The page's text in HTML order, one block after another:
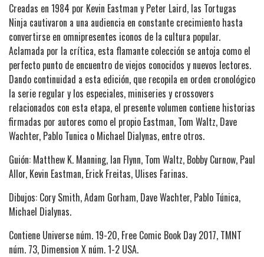
Creadas en 1984 por Kevin Eastman y Peter Laird, las Tortugas
Ninja cautivaron a una audiencia en constante crecimiento hasta
convertirse en omnipresentes iconos de la cultura popular.
Aclamada por la crítica, esta flamante colección se antoja como el
perfecto punto de encuentro de viejos conocidos y nuevos lectores.
Dando continuidad a esta edición, que recopila en orden cronológico
la serie regular y los especiales, miniseries y crossovers
relacionados con esta etapa, el presente volumen contiene historias
firmadas por autores como el propio Eastman, Tom Waltz, Dave
Wachter, Pablo Tunica o Michael Dialynas, entre otros.
Guión: Matthew K. Manning, Ian Flynn, Tom Waltz, Bobby Curnow, Paul
Allor, Kevin Eastman, Erick Freitas, Ulises Farinas.
Dibujos: Cory Smith, Adam Gorham, Dave Wachter, Pablo Túnica,
Michael Dialynas.
Contiene Universe núm. 19-20, Free Comic Book Day 2017, TMNT
núm. 73, Dimension X núm. 1-2 USA.